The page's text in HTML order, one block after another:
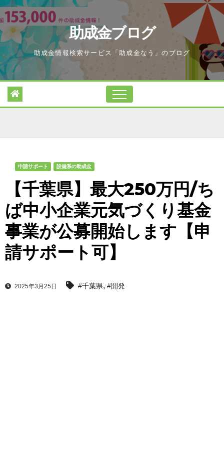
Skip
to
content
助成金ブログ
助成金情報検索サービス「助成金なう」のブログ
申請サポート 設備系の助成金
【千葉県】最大250万円/ち
ば中小企業元気づくり基金
事業が公募開始します【申
請サポート可】
2025年3月25日 #千葉県, #開発